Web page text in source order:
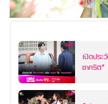
เปิดปร
ชาคริต